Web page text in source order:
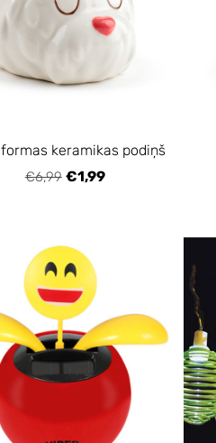
keramikas podiņš
€6,99 €1,99